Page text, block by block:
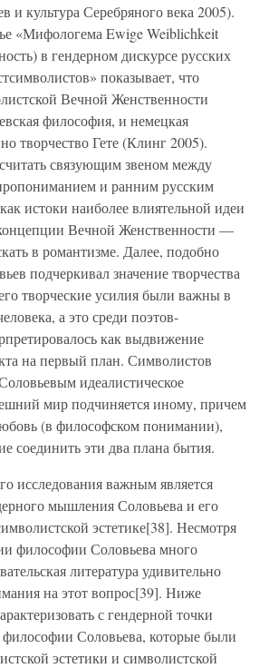
и культура Серебряного века 2005).
«Мифологема Ewige Weiblichkeit
в гендерном дискурсе русских
показывает, что
Вечной Женственности
философия, и немецкая
творчество Гете (Клинг 2005).
связующим звеном между
и ранним русским
истоки наиболее влиятельной идеи
Вечной Женственности —
в романтизме. Далее, подобно
подчеркивал значение творчества
творческие усилия были важны в
а это среди поэтов-
как выдвижение
на первый план. Символистов
идеалистическое
мир подчиняется иному, причем
(в философском понимании),
соединить эти два плана бытия.
исследования важным является
мышления Соловьева и его
эстетике[38]. Несмотря
философии Соловьева много
литература удивительно
на этот вопрос[39]. Ниже
с гендерной точки
философии Соловьева, которые были
эстетики и символистской